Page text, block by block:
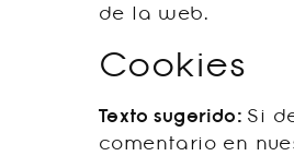
de la web.
Cookies
Texto sugerido: Si
comentario en